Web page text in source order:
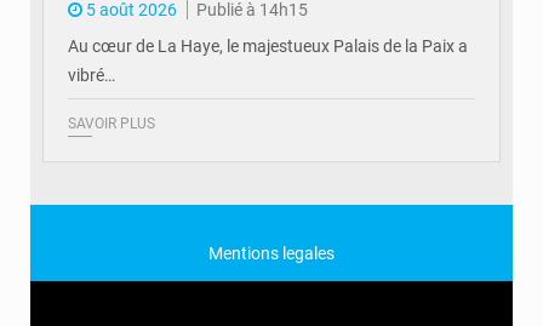
5 août 2026
Publié à 14h15
Au cœur de La Haye, le majestueux Palais de la Paix a
vibré…
SAVOIR PLUS
Mentions legales